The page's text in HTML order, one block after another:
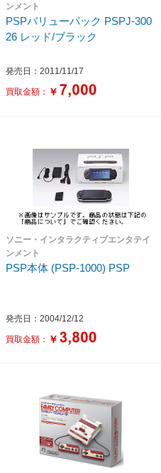
ンメント
PSPバリューパック PSPJ-300
26 レッド/ブラック
発売日：2011/11/17
買取金額： ￥
ソニー・インタラクティブエンタテイ
ンメント
PSP本体 (PSP-1000) PSP
発売日：2004/12/12
買取金額： ￥